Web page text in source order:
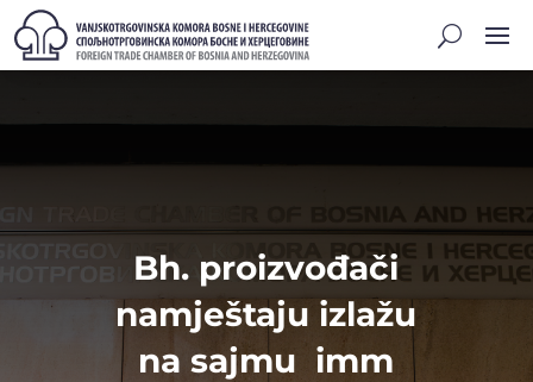
Bh. proizvođači
namještaju izlažu
na sajmu imm